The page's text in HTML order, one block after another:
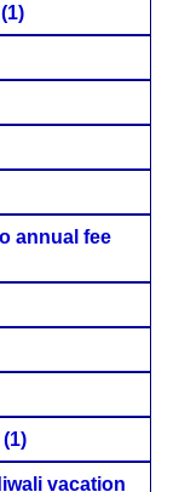
(1)
annual fee
(1)
vacation